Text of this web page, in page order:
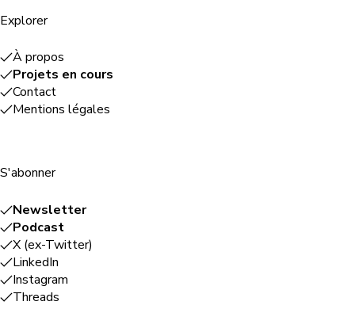
Explorer
À propos
Projets en cours
Contact
Mentions légales
S'abonner
Newsletter
Podcast
X (ex-Twitter)
LinkedIn
Instagram
Threads